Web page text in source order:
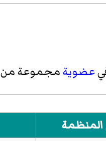
عضويةمجموعة من